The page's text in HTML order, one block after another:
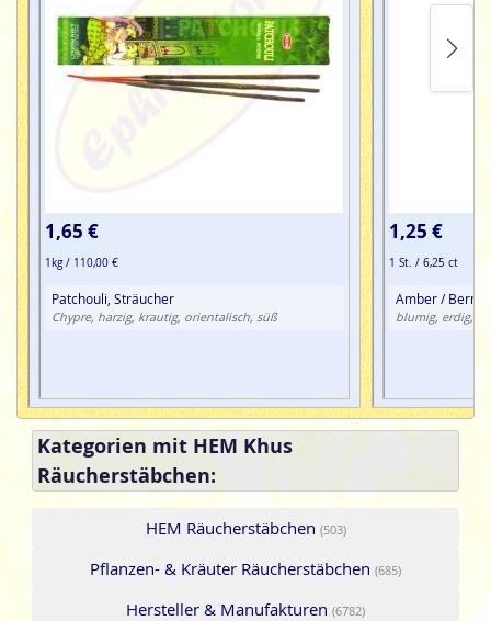
1,65 €
1kg / 110,00 €
Patchouli, Sträucher
Chypre, harzig, krautig, orientalisch, süß
1,25 €
1 St. / 6,25 ct
Amber /
blumig, erdig,
Kategorien mit HEM Khus
Räucherstäbchen:
HEM Räucherstäbchen (503)
Pflanzen- & Kräuter Räucherstäbchen (685)
Hersteller & Manufakturen (6782)